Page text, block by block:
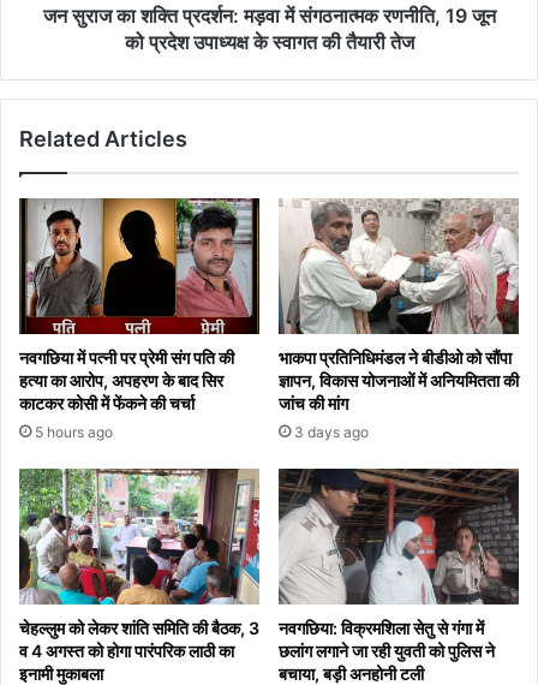
के
तैयारी
जन सुराज का शक्ति प्रदर्शन: मड़वा में संगठनात्मक रणनीति, 19 जून
को प्रदेश उपाध्यक्ष के स्वागत की तैयारी तेज
Related Articles
नवगछिया में पत्नी पर प्रेमी संग पति की
हत्या का आरोप, अपहरण के बाद सिर
काटकर कोसी में फेंकने की चर्चा
5 hours ago
भाकपा प्रतिनिधिमंडल ने बीडीओ को सौंपा
ज्ञापन, विकास योजनाओं में अनियमितता की
जांच की मांग
3 days ago
चेहल्लुम को लेकर शांति समिति की बैठक, 3
व 4 अगस्त को होगा पारंपरिक लाठी का
इनामी मुकाबला
नवगछिया: विक्रमशिला सेतु से गंगा में
छलांग लगाने जा रही युवती को पुलिस ने
बचाया, बड़ी अनहोनी टली